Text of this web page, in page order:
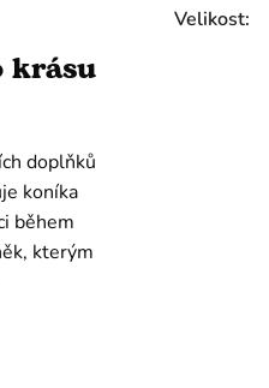
krásu
doplňků
koníka
během
kterým
Velikost: